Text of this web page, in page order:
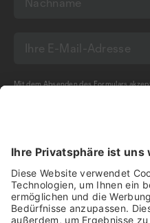
Mit dem Absenden des Formulars